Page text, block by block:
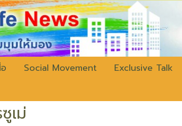
Social Movement Exclusive Talk
เม่